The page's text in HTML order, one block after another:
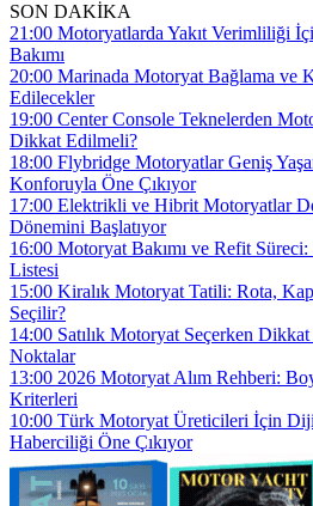
SON DAKİKA
21:00 Motoryatlarda Yakıt Verimliliği
Bakımı
20:00 Marinada Motoryat Bağlama ve
Edilecekler
19:00 Center Console Teknelerden
Dikkat Edilmeli?
18:00 Flybridge Motoryatlar Geniş
Konforuyla Öne Çıkıyor
17:00 Elektrikli ve Hibrit Motoryatlar
Dönemini Başlatıyor
16:00 Motoryat Bakımı ve Refit
Listesi
15:00 Kiralık Motoryat Tatili: Rota,
Seçilir?
14:00 Satılık Motoryat Seçerken
Noktalar
13:00 2026 Motoryat Alım Rehberi:
Kriterleri
10:00 Türk Motoryat Üreticileri İçin
Haberciliği Öne Çıkıyor